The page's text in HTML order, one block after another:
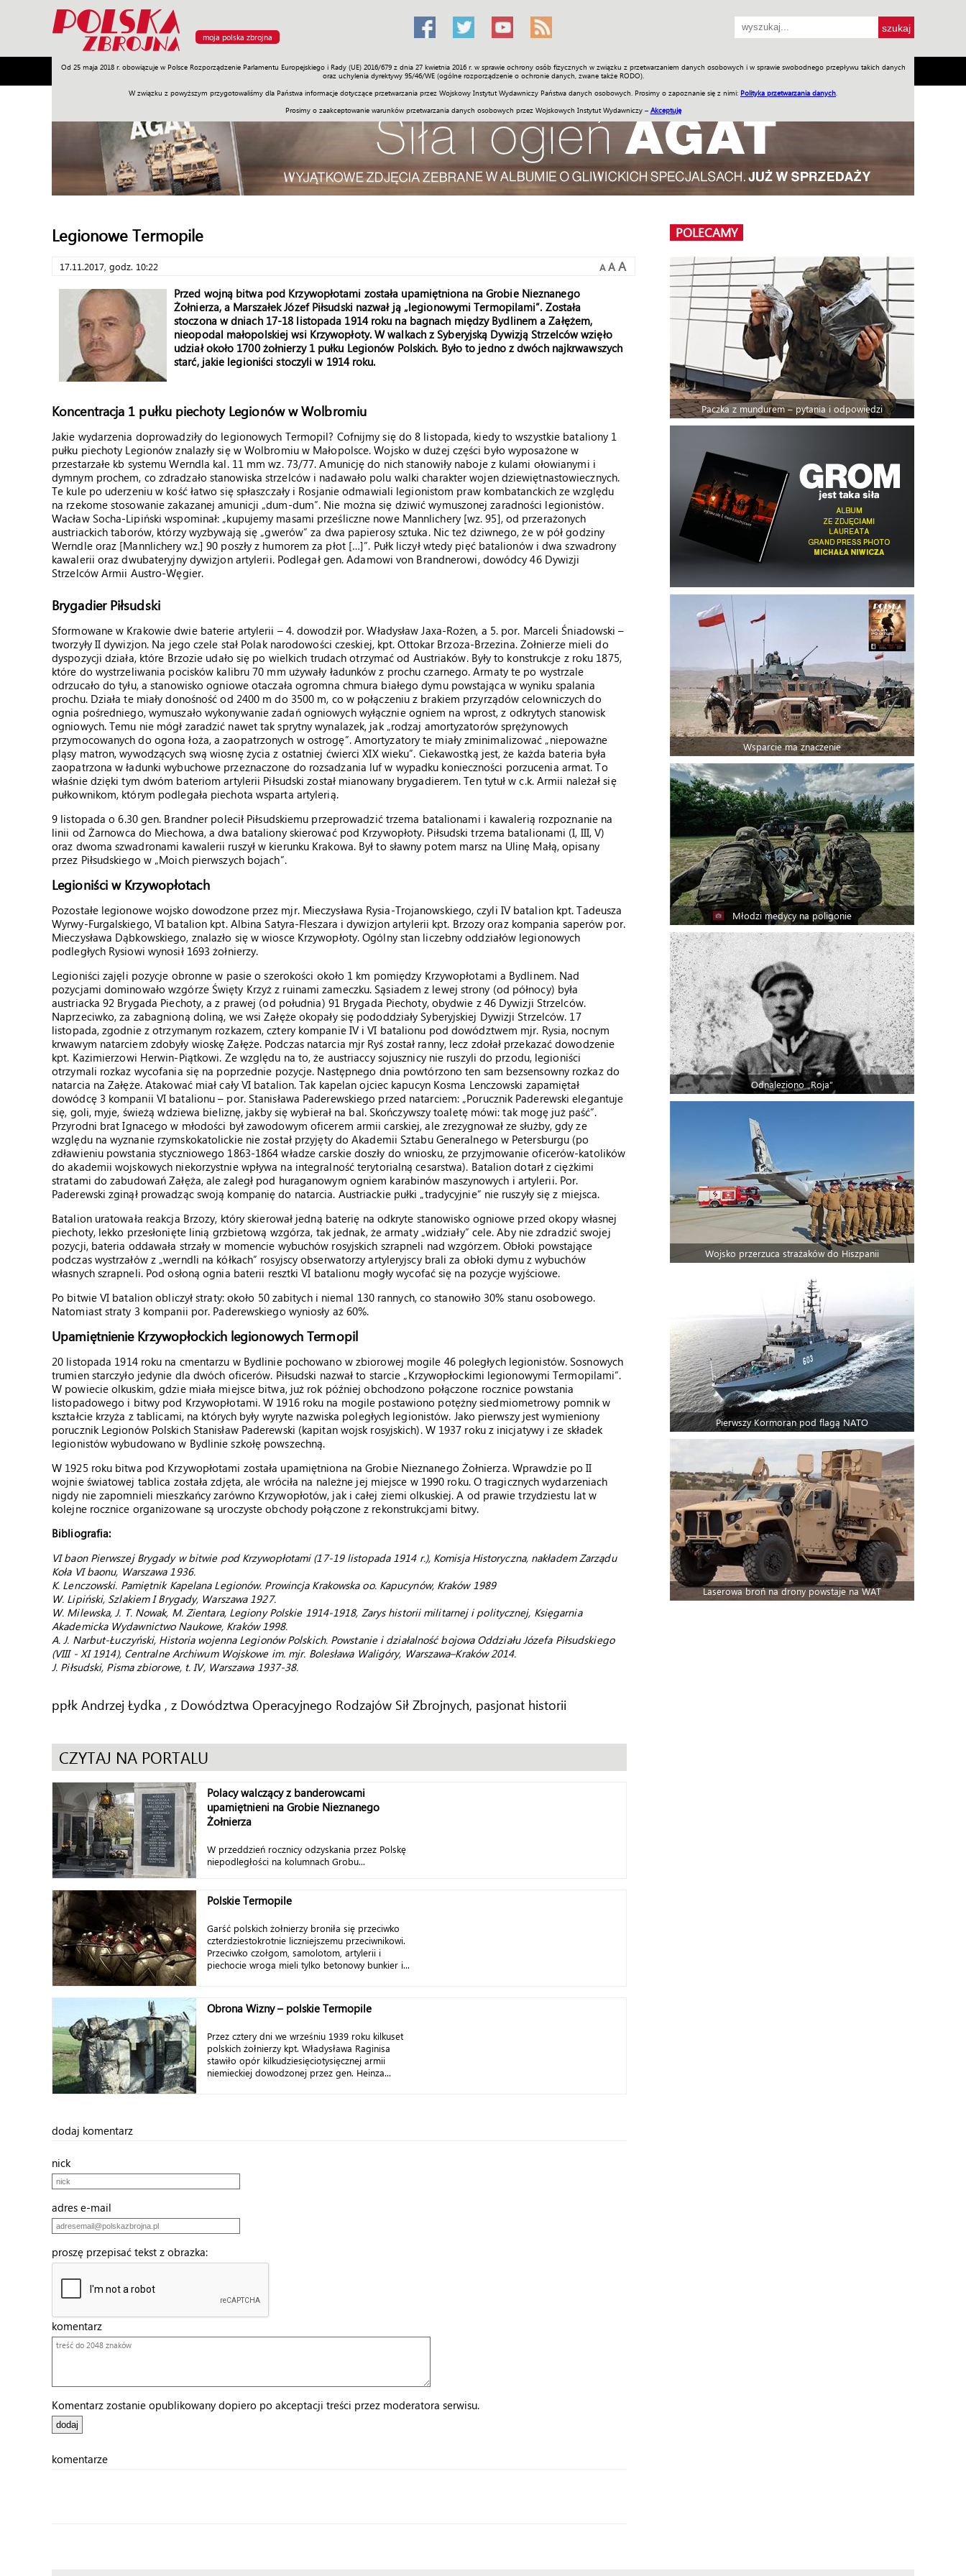
moja polska zbrojna
Od 25 maja 2018 r. obowiązuje w Polsce Rozporządzenie Parlamentu Europejskiego i Rady (UE) 2016/679 z dnia 27 kwietnia 2016 r. w sprawie ochrony osób fizycznych w związku z przetwarzaniem danych osobowych i w sprawie swobodnego przepływu takich danych
oraz uchylenia dyrektywy 95/46/WE (ogólne rozporządzenie o ochronie danych, zwane także RODO).
W związku z powyższym przygotowaliśmy dla Państwa informacje dotyczące przetwarzania przez Wojskowy Instytut Wydawniczy Państwa danych osobowych. Prosimy o zapoznanie się z nimi: Polityka przetwarzania danych
Prosimy o zaakceptowanie warunków przetwarzania danych osobowych przez Wojskowych Instytut Wydawniczy – Akceptuję
Armia Poligon Sprzęt Misje Polityka Prawo Świat Społeczność Sport Historia Galerie Wideo ENGLISH SKLEP Jednodniówki Praca w WIW
Legionowe Termopile
17.11.2017, godz. 10:22 A A A
Przed wojną bitwa pod Krzywopłotami została upamiętniona na Grobie Nieznanego
Żołnierza, a Marszałek Józef Piłsudski nazwał ją „legionowymi Termopilami”. Została
stoczona w dniach 17-18 listopada 1914 roku na bagnach między Bydlinem a Załężem,
nieopodal małopolskiej wsi Krzywopłoty. W walkach z Syberyjską Dywizją Strzelców wzięło
udział około 1700 żołnierzy 1 pułku Legionów Polskich. Było to jedno z dwóch najkrwawszych
starć, jakie legioniści stoczyli w 1914 roku.
Koncentracja 1 pułku piechoty Legionów w Wolbromiu
Jakie wydarzenia doprowadziły do legionowych Termopil? Cofnijmy się do 8 listopada, kiedy to wszystkie bataliony 1
pułku piechoty Legionów znalazły się w Wolbromiu w Małopolsce. Wojsko w dużej części było wyposażone w
przestarzałe kb systemu Werndla kal. 11 mm wz. 73/77. Amunicję do nich stanowiły naboje z kulami ołowianymi i
dymnym prochem, co zdradzało stanowiska strzelców i nadawało polu walki charakter wojen dziewiętnastowiecznych.
Te kule po uderzeniu w kość łatwo się spłaszczały i Rosjanie odmawiali legionistom praw kombatanckich ze względu
na rzekome stosowanie zakazanej amunicji „dum-dum”. Nie można się dziwić wymuszonej zaradności legionistów.
Wacław Socha-Lipiński wspominał: „kupujemy masami prześliczne nowe Mannlichery [wz. 95], od przerażonych
austriackich taborów, którzy wyzbywają się „gwerów” za dwa papierosy sztuka. Nic też dziwnego, że w pół godziny
Werndle oraz [Mannlichery wz.] 90 poszły z humorem za płot […]”. Pułk liczył wtedy pięć batalionów i dwa szwadrony
kawalerii oraz dwubateryjny dywizjon artylerii. Podlegał gen. Adamowi von Brandnerowi, dowódcy 46 Dywizji
Strzelców Armii Austro-Węgier.
Brygadier Piłsudski
Sformowane w Krakowie dwie baterie artylerii – 4. dowodził por. Władysław Jaxa-Rożen, a 5. por. Marceli Śniadowski –
tworzyły II dywizjon. Na jego czele stał Polak narodowości czeskiej, kpt. Ottokar Brzoza-Brzezina. Żołnierze mieli do
dyspozycji działa, które Brzozie udało się po wielkich trudach otrzymać od Austriaków. Były to konstrukcje z roku 1875,
które do wystrzeliwania pocisków kalibru 70 mm używały ładunków z prochu czarnego. Armaty te po wystrzale
odrzucało do tyłu, a stanowisko ogniowe otaczała ogromna chmura białego dymu powstająca w wyniku spalania
prochu. Działa te miały donośność od 2400 m do 3500 m, co w połączeniu z brakiem przyrządów celowniczych do
ognia pośredniego, wymuszało wykonywanie zadań ogniowych wyłącznie ogniem na wprost, z odkrytych stanowisk
ogniowych. Temu nie mógł zaradzić nawet tak sprytny wynalazek, jak „rodzaj amortyzatorów sprężynowych
przymocowanych do ogona łoża, a zaopatrzonych w ostrogę”. Amortyzatory te miały zminimalizować „niepoważne
pląsy matron, wywodzących swą wiosnę życia z ostatniej ćwierci XIX wieku”. Ciekawostką jest, że każda bateria była
zaopatrzona w ładunki wybuchowe przeznaczone do rozsadzania luf w wypadku konieczności porzucenia armat. To
właśnie dzięki tym dwóm bateriom artylerii Piłsudski został mianowany brygadierem. Ten tytuł w c.k. Armii należał się
pułkownikom, którym podlegała piechota wsparta artylerią.
9 listopada o 6.30 gen. Brandner polecił Piłsudskiemu przeprowadzić trzema batalionami i kawalerią rozpoznanie na
linii od Żarnowca do Miechowa, a dwa bataliony skierować pod Krzywopłoty. Piłsudski trzema batalionami (I, III, V)
oraz dwoma szwadronami kawalerii ruszył w kierunku Krakowa. Był to sławny potem marsz na Ulinę Małą, opisany
przez Piłsudskiego w „Moich pierwszych bojach”.
Legioniści w Krzywopłotach
Pozostałe legionowe wojsko dowodzone przez mjr. Mieczysława Rysia-Trojanowskiego, czyli IV batalion kpt. Tadeusza
Wyrwy-Furgalskiego, VI batalion kpt. Albina Satyra-Fleszara i dywizjon artylerii kpt. Brzozy oraz kompania saperów por.
Mieczysława Dąbkowskiego, znalazło się w wiosce Krzywopłoty. Ogólny stan liczebny oddziałów legionowych
podległych Rysiowi wynosił 1693 żołnierzy.
Legioniści zajęli pozycje obronne w pasie o szerokości około 1 km pomiędzy Krzywopłotami a Bydlinem. Nad
pozycjami dominowało wzgórze Święty Krzyż z ruinami zameczku. Sąsiadem z lewej strony (od północy) była
austriacka 92 Brygada Piechoty, a z prawej (od południa) 91 Brygada Piechoty, obydwie z 46 Dywizji Strzelców.
Naprzeciwko, za zabagnioną doliną, we wsi Załęże okopały się pododdziały Syberyjskiej Dywizji Strzelców. 17
listopada, zgodnie z otrzymanym rozkazem, cztery kompanie IV i VI batalionu pod dowództwem mjr. Rysia, nocnym
krwawym natarciem zdobyły wioskę Załęże. Podczas natarcia mjr Ryś został ranny, lecz zdołał przekazać dowodzenie
kpt. Kazimierzowi Herwin-Piątkowi. Ze względu na to, że austriaccy sojusznicy nie ruszyli do przodu, legioniści
otrzymali rozkaz wycofania się na poprzednie pozycje. Następnego dnia powtórzono ten sam bezsensowny rozkaz do
natarcia na Załęże. Atakować miał cały VI batalion. Tak kapelan ojciec kapucyn Kosma Lenczowski zapamiętał
dowódcę 3 kompanii VI batalionu – por. Stanisława Paderewskiego przed natarciem: „Porucznik Paderewski elegantuje
się, goli, myje, świeżą wdziewa bieliznę, jakby się wybierał na bal. Skończywszy toaletę mówi: tak mogę już paść”.
Przyrodni brat Ignacego w młodości był zawodowym oficerem armii carskiej, ale zrezygnował ze służby, gdy ze
względu na wyznanie rzymskokatolickie nie został przyjęty do Akademii Sztabu Generalnego w Petersburgu (po
zdławieniu powstania styczniowego 1863-1864 władze carskie doszły do wniosku, że przyjmowanie oficerów-katolików
do akademii wojskowych niekorzystnie wpływa na integralność terytorialną cesarstwa). Batalion dotarł z ciężkimi
stratami do zabudowań Załęża, ale zaległ pod huraganowym ogniem karabinów maszynowych i artylerii. Por.
Paderewski zginął prowadząc swoją kompanię do natarcia. Austriackie pułki „tradycyjnie” nie ruszyły się z miejsca.
Batalion uratowała reakcja Brzozy, który skierował jedną baterię na odkryte stanowisko ogniowe przed okopy własnej
piechoty, lekko przesłonięte linią grzbietową wzgórza, tak jednak, że armaty „widziały” cele. Aby nie zdradzić swojej
pozycji, bateria oddawała strzały w momencie wybuchów rosyjskich szrapneli nad wzgórzem. Obłoki powstające
podczas wystrzałów z „werndli na kółkach” rosyjscy obserwatorzy artyleryjscy brali za obłoki dymu z wybuchów
własnych szrapneli. Pod osłoną ognia baterii resztki VI batalionu mogły wycofać się na pozycje wyjściowe.
Po bitwie VI batalion obliczył straty: około 50 zabitych i niemal 130 rannych, co stanowiło 30% stanu osobowego.
Natomiast straty 3 kompanii por. Paderewskiego wyniosły aż 60%.
Upamiętnienie Krzywopłockich legionowych Termopil
20 listopada 1914 roku na cmentarzu w Bydlinie pochowano w zbiorowej mogile 46 poległych legionistów. Sosnowych
trumien starczyło jedynie dla dwóch oficerów. Piłsudski nazwał to starcie „Krzywopłockimi legionowymi Termopilami”.
W powiecie olkuskim, gdzie miała miejsce bitwa, już rok później obchodzono połączone rocznice powstania
listopadowego i bitwy pod Krzywopłotami. W 1916 roku na mogile postawiono potężny siedmiometrowy pomnik w
kształcie krzyża z tablicami, na których były wyryte nazwiska poległych legionistów. Jako pierwszy jest wymieniony
porucznik Legionów Polskich Stanisław Paderewski (kapitan wojsk rosyjskich). W 1937 roku z inicjatywy i ze składek
legionistów wybudowano w Bydlinie szkołę powszechną.
W 1925 roku bitwa pod Krzywopłotami została upamiętniona na Grobie Nieznanego Żołnierza. Wprawdzie po II
wojnie światowej tablica została zdjęta, ale wróciła na należne jej miejsce w 1990 roku. O tragicznych wydarzeniach
nigdy nie zapomnieli mieszkańcy zarówno Krzywopłotów, jak i całej ziemi olkuskiej. A od prawie trzydziestu lat w
kolejne rocznice organizowane są uroczyste obchody połączone z rekonstrukcjami bitwy.
Bibliografia:
VI baon Pierwszej Brygady w bitwie pod Krzywopłotami (17-19 listopada 1914 r.), Komisja Historyczna, nakładem Zarządu
Koła VI baonu, Warszawa 1936.
K. Lenczowski. Pamiętnik Kapelana Legionów. Prowincja Krakowska oo. Kapucynów, Kraków 1989
W. Lipiński, Szlakiem I Brygady, Warszawa 1927.
W. Milewska, J. T. Nowak, M. Zientara, Legiony Polskie 1914-1918, Zarys historii militarnej i politycznej, Księgarnia
Akademicka Wydawnictwo Naukowe, Kraków 1998.
A. J. Narbut-Łuczyński, Historia wojenna Legionów Polskich. Powstanie i działalność bojowa Oddziału Józefa Piłsudskiego
(VIII - XI 1914), Centralne Archiwum Wojskowe im. mjr. Bolesława Waligóry, Warszawa–Kraków 2014.
J. Piłsudski, Pisma zbiorowe, t. IV, Warszawa 1937-38.
ppłk Andrzej Łydka , z Dowództwa Operacyjnego Rodzajów Sił Zbrojnych, pasjonat historii
CZYTAJ NA PORTALU
Polacy walczący z banderowcami
upamiętnieni na Grobie Nieznanego
Żołnierza
W przeddzień rocznicy odzyskania przez Polskę
niepodległości na kolumnach Grobu...
Polskie Termopile
Garść polskich żołnierzy broniła się przeciwko
czterdziestokrotnie liczniejszemu przeciwnikowi.
Przeciwko czołgom, samolotom, artylerii i
piechocie wroga mieli tylko betonowy bunkier i...
Obrona Wizny – polskie Termopile
Przez cztery dni we wrześniu 1939 roku kilkuset
polskich żołnierzy kpt. Władysława Raginisa
stawiło opór kilkudziesięciotysięcznej armii
niemieckiej dowodzonej przez gen. Heinza...
dodaj komentarz
nick
adres e-mail
proszę przepisać tekst z obrazka:
komentarz
Komentarz zostanie opublikowany dopiero po akceptacji treści przez moderatora serwisu.
komentarze
POLECAMY
Paczka z mundurem – pytania i odpowiedzi
Wsparcie ma znaczenie
Młodzi medycy na poligonie
Odnaleziono „Roja”
Wojsko przerzuca strażaków do Hiszpanii
Pierwszy Kormoran pod flagą NATO
Laserowa broń na drony powstaje na WAT